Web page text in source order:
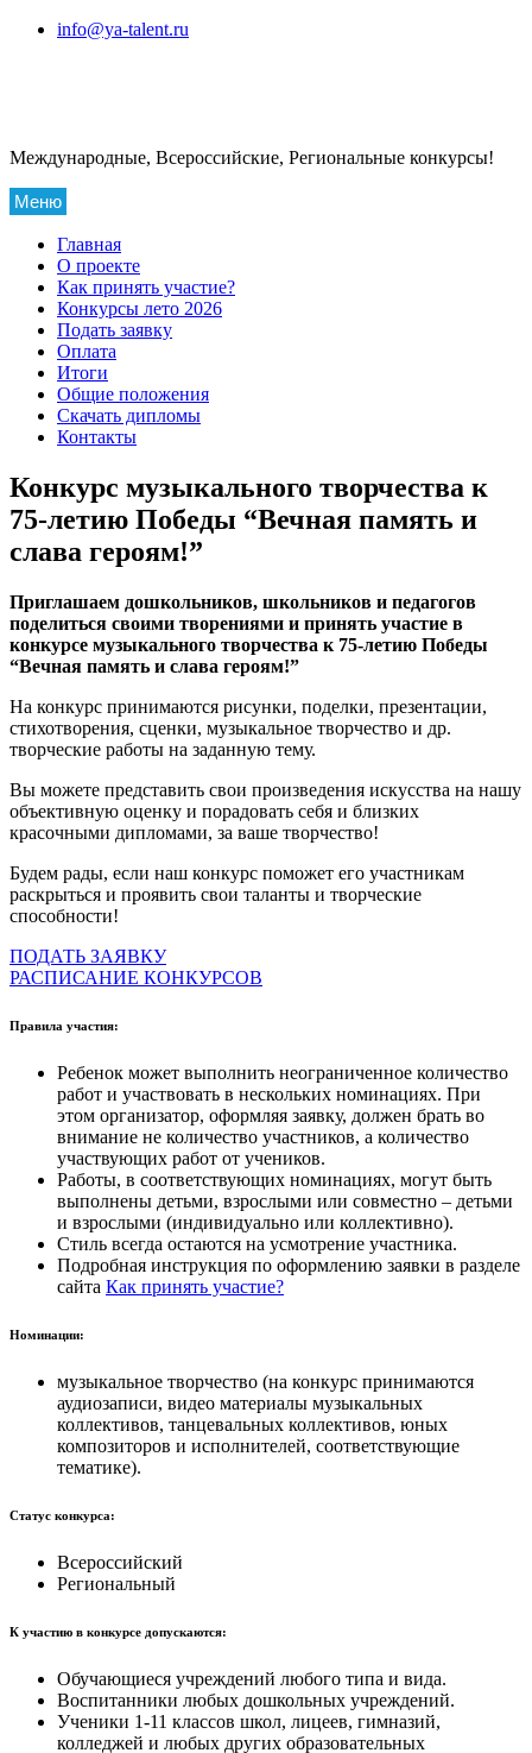
Перейтиinfo@ya-talent.ru
Международные, Всероссийские, Региональные конкурсы!
Меню
Главная
О проекте
Как принять участие?
Конкурсы лето 2026
Подать заявку
Оплата
Итоги
Общие положения
Скачать дипломы
Контакты
Конкурс музыкального творчества к
75-летию Победы “Вечная память и
слава героям!”
Приглашаем дошкольников, школьников и педагогов
поделиться своими творениями и принять участие в
конкурсе музыкального творчества к 75-летию Победы
“Вечная память и слава героям!”
На конкурс принимаются рисунки, поделки, презентации,
стихотворения, сценки, музыкальное творчество и др.
творческие работы на заданную тему.
Вы можете представить свои произведения искусства на нашу
объективную оценку и порадовать себя и близких
красочными дипломами, за ваше творчество!
Будем рады, если наш конкурс поможет его участникам
раскрыться и проявить свои таланты и творческие
способности!
ПОДАТЬ ЗАЯВКУ
РАСПИСАНИЕ КОНКУРСОВ
Правила участия:
Ребенок может выполнить неограниченное количество
работ и участвовать в нескольких номинациях. При
этом организатор, оформляя заявку, должен брать во
внимание не количество участников, а количество
участвующих работ от учеников.
Работы, в соответствующих номинациях, могут быть
выполнены детьми, взрослыми или совместно – детьми
и взрослыми (индивидуально или коллективно).
Стиль всегда остаются на усмотрение участника.
Подробная инструкция по оформлению заявки в разделе
сайта Как принять участие?
Номинации:
музыкальное творчество (на конкурс принимаются
аудиозаписи, видео материалы музыкальных
коллективов, танцевальных коллективов, юных
композиторов и исполнителей, соответствующие
тематике).
Статус конкурса:
Всероссийский
Региональный
К участию в конкурсе допускаются:
Обучающиеся учреждений любого типа и вида.
Воспитанники любых дошкольных учреждений.
Ученики 1-11 классов школ, лицеев, гимназий,
колледжей и любых других образовательных